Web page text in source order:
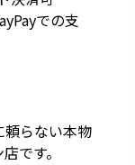
での支
らない本物
です。